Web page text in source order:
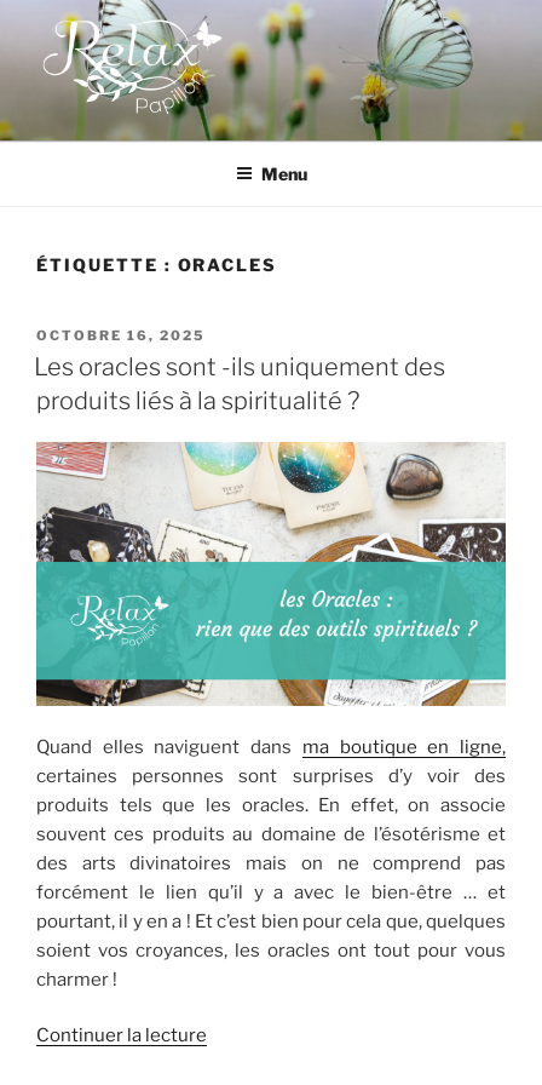
contenu
RELAX PAPILLON
Menu
ÉTIQUETTE : ORACLES
PUBLIÉ
LE
OCTOBRE 16, 2025
Les oracles sont -ils uniquement des
produits liés à la spiritualité ?
Quand elles naviguent dans ma boutique en ligne,
certaines personnes sont surprises d’y voir des
produits tels que les oracles. En effet, on associe
souvent ces produits au domaine de l’ésotérisme et
des arts divinatoires mais on ne comprend pas
forcément le lien qu’il y a avec le bien-être … et
pourtant, il y en a ! Et c’est bien pour cela que, quelques
soient vos croyances, les oracles ont tout pour vous
charmer !
Continuer la lecture